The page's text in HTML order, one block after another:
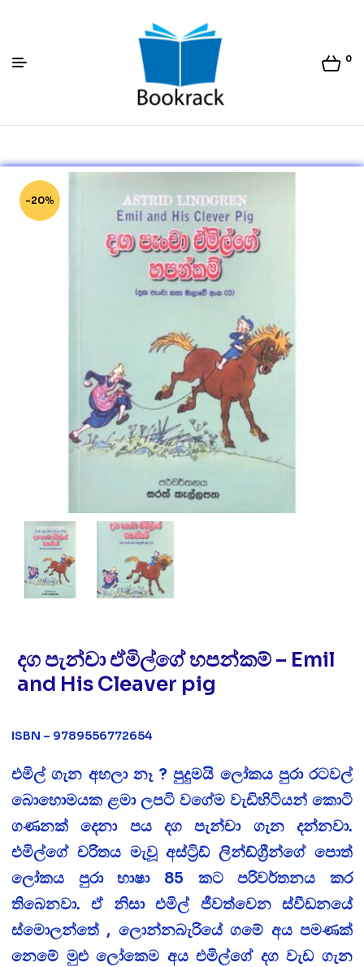
Bookrack.lk
0
-20%
දග පැන්චා ඒමිල්ගේ හපන්කම් – Emil
and His Cleaver pig
ISBN – 9789556772654
එමිල් ගැන අහලා නෑ ? පුදුමයි ලෝකය පුරා රටවල්
බොහොමයක ළමා ලපටි වගේම වැඩිහිටියන් කොටි
ගණනක් දෙනා පය දග පැන්චා ගැන දන්නවා.
එමිල්ගේ චරිතය මැවූ අස්ට්‍රිඩ් ලින්ඩ්ග්‍රීන්ගේ පොත්
ලෝකය පුරා භාෂා 85 කට පරිවර්තනය කර
තිබෙනවා. ඒ නිසා එමිල් ජීවත්වෙන ස්වීඩනයේ
ස්මොලන්තේ , ලොන්නබැරියේ ගමේ අය පමණක්
නෙමේ මුළු ලෝකෙම අය එමිල්ගේ දග වැඩ ගැන